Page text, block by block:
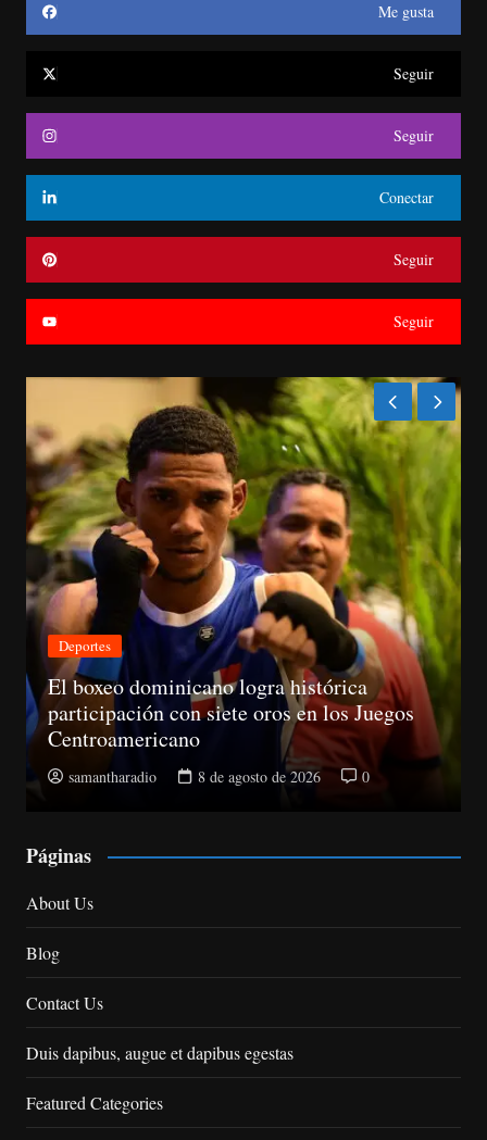
Me gusta
Seguir
Seguir
Conectar
Seguir
Seguir
Nacionales
CNM avanza evaluación de siete jueces de
la Suprema y abre plazo de objeciones
samantharadio 8 de agosto de 2026 0
Páginas
About Us
Blog
Contact Us
Duis dapibus, augue et dapibus egestas
Featured Categories